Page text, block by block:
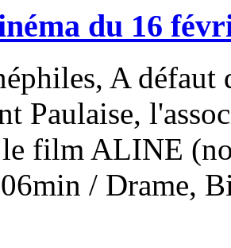
du 16
A
Paulaise,
film ALINE
/ Drame,